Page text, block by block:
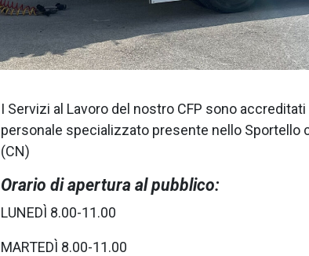
I Servizi al Lavoro del nostro CFP sono
personale specializzato presente nello Sportello
(CN)
Orario di apertura al pubblico:
LUNEDÌ 8.00-11.00
MARTEDÌ 8.00-11.00